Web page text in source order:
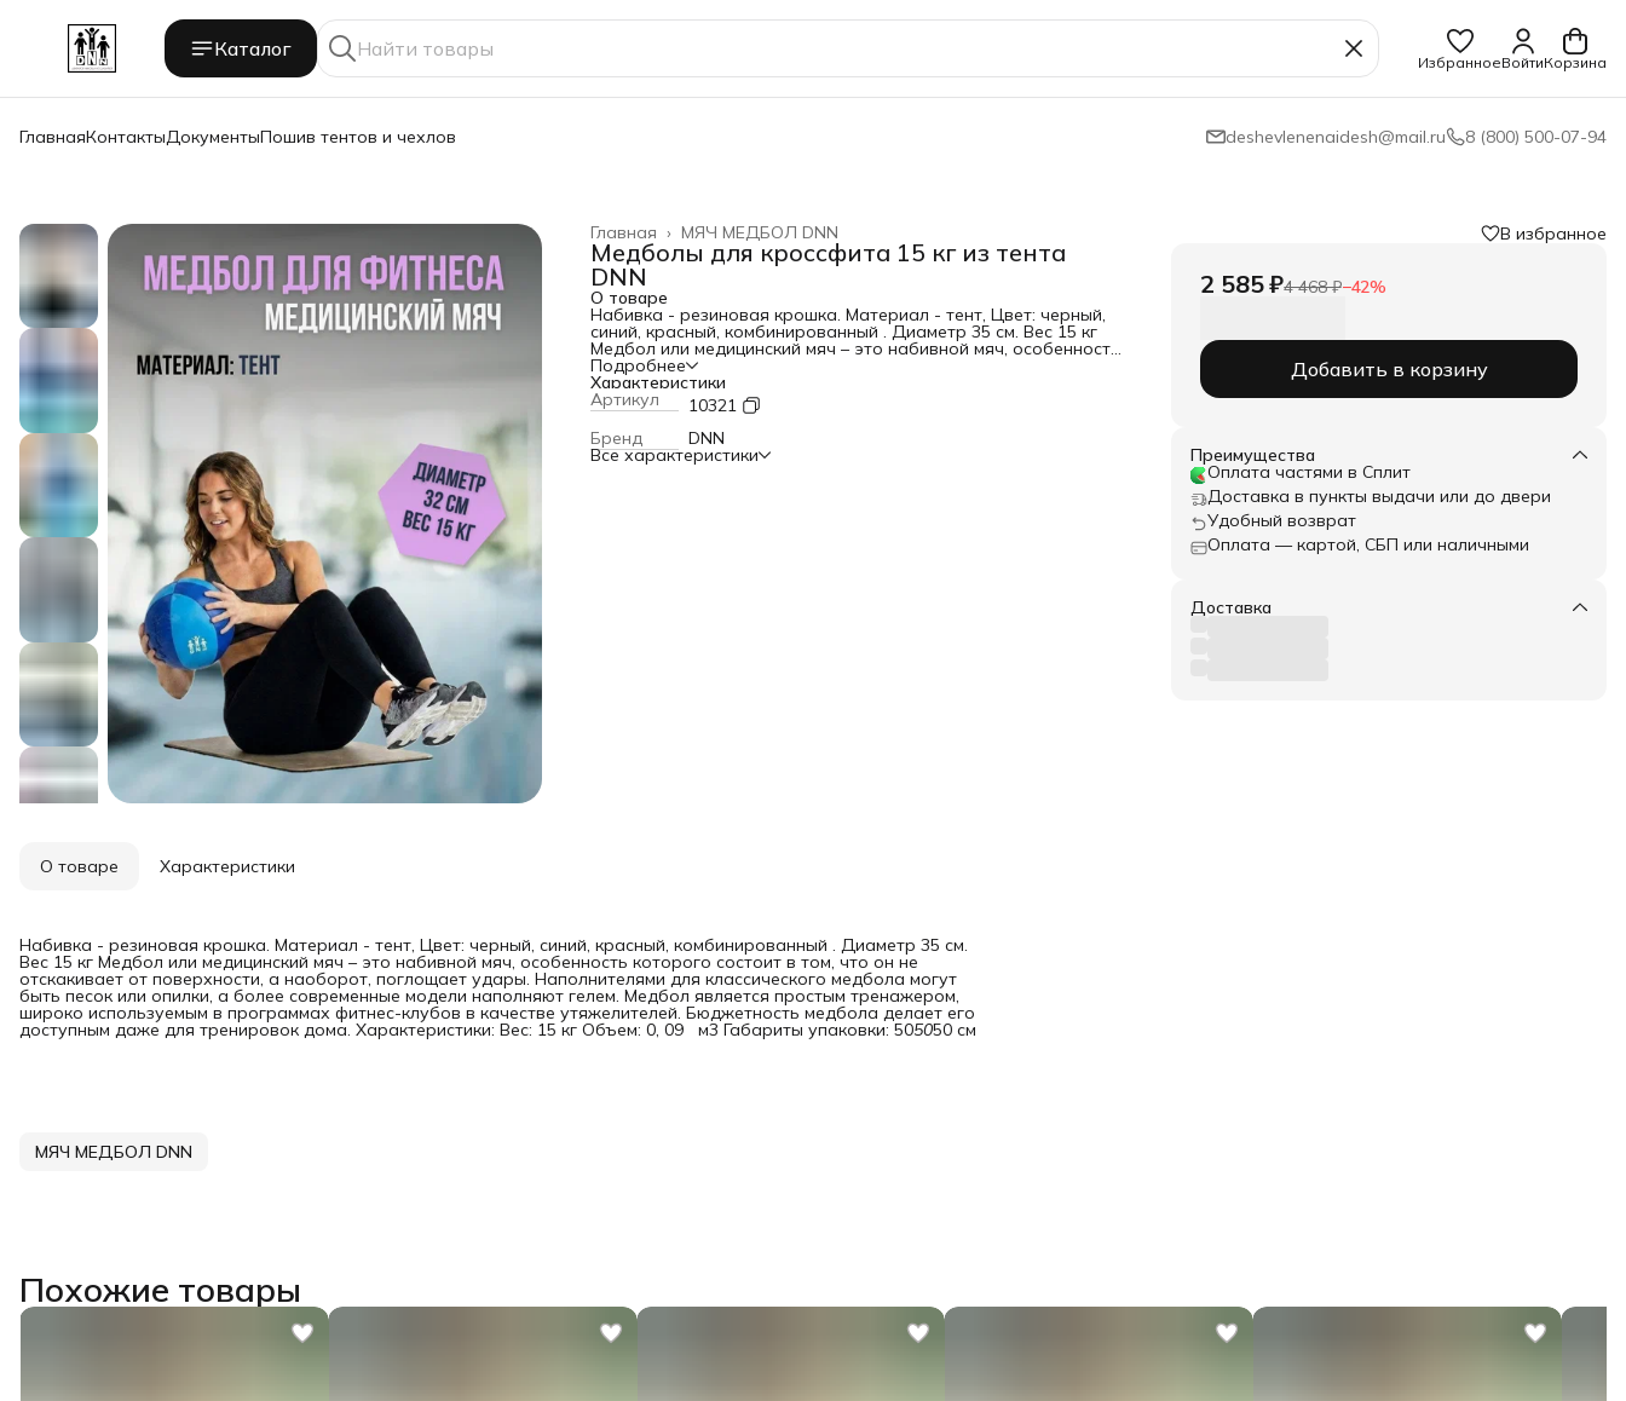
Каталог
ИзбранноеВойтиКорзина
ГлавнаяКонтактыДокументыПошив тентов и чехлов deshevlenenaidesh@mail.ru 8 (800) 500-07-94
МЯЧ МЕДБОЛ DNN
Главная ›
Медболы для кроссфита 15 кг из тента
DNN
О товаре
Набивка - резиновая крошка. Материал - тент, Цвет: черный,
синий, красный, комбинированный . Диаметр 35 см. Вес 15 кг
Медбол или медицинский мяч – это набивной мяч, особенность
которого состоит в том, что он не отскакивает от
поверхности, а наоборот, поглощает удары. Наполнителями
для классического медбола могут быть песок или опилки, а
более современные модели наполняют гелем. Медбол
является простым тренажером, широко используемым в
программах фитнес-клубов в качестве утяжелителей.
Бюджетность медбола делает его доступным даже для
Подробнее
Характеристики
Артикул
10321
Бренд
DNN
Все характеристики
В избранное
2 585 ₽4 468 ₽−42%
Добавить в корзину
Преимущества
Оплата частями в Сплит
Доставка в пункты выдачи или до двери
Удобный возврат
Оплата — картой, СБП или наличными
Доставка
О товаре Характеристики
Набивка - резиновая крошка. Материал - тент, Цвет: черный, синий, красный, комбинированный . Диаметр 35 см.
Вес 15 кг Медбол или медицинский мяч – это набивной мяч, особенность которого состоит в том, что он не
отскакивает от поверхности, а наоборот, поглощает удары. Наполнителями для классического медбола могут
быть песок или опилки, а более современные модели наполняют гелем. Медбол является простым тренажером,
широко используемым в программах фитнес-клубов в качестве утяжелителей. Бюджетность медбола делает его
доступным даже для тренировок дома. Характеристики: Вес: 15 кг Объем: 0, 09 м3 Габариты упаковки: 505050 см
МЯЧ МЕДБОЛ DNN
Похожие товары